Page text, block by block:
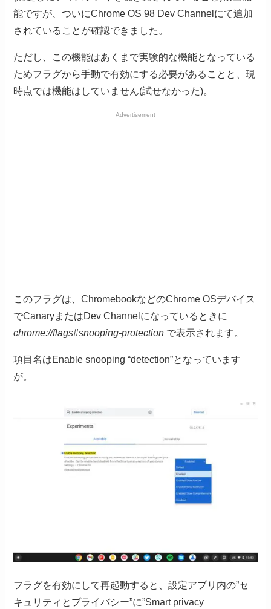
能ですが、ついにChrome OS 98 Dev Channelにて追加
されていることが確認できました。
ただし、この機能はあくまで実験的な機能となっている
ためフラグから手動で有効にする必要があることと、現
時点では機能はしていません(試せなかった)。
Advertisement
このフラグは、ChromebookなどのChrome OSデバイス
でCanaryまたはDev Channelになっているときに
chrome://flags#snooping-protection で表示されます。
項目名はEnable snooping “detection”となっています
が。
フラグを有効にして再起動すると、設定アプリ内の”セ
キュリティとプライバシー”に”Smart privacy